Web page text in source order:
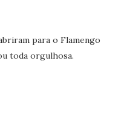
para o Flamengo
toda orgulhosa.